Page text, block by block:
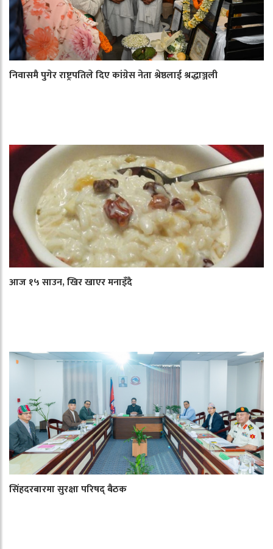
निवासमै पुगेर राष्ट्रपतिले दिए कांग्रेस नेता श्रेष्ठलाई श्रद्धाञ्जली
आज १५ साउन, खिर खाएर मनाइँदै
सिंहदरबारमा सुरक्षा परिषद् बैठक